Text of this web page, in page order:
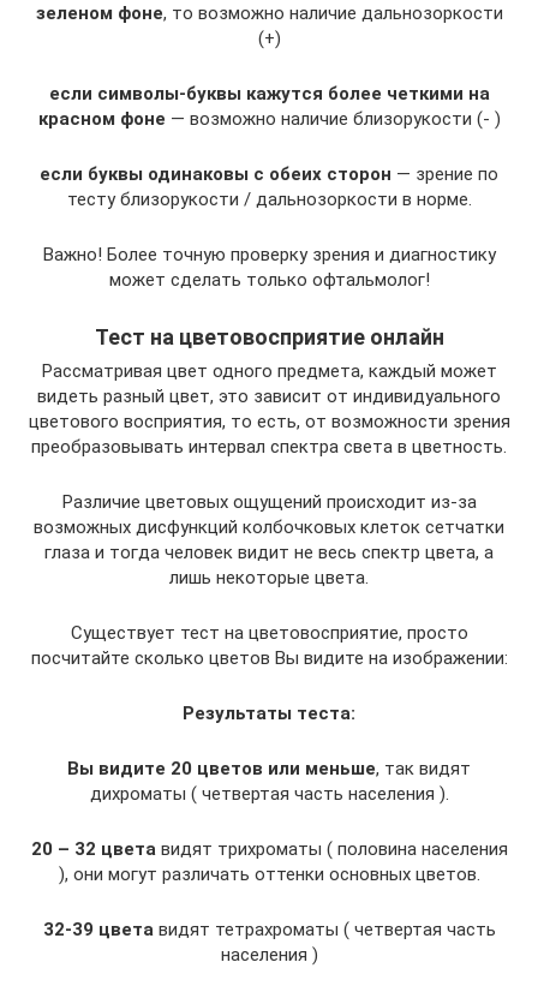
зеленом фоне, то возможно наличие дальнозоркости
(+)
если символы-буквы кажутся более четкими на
красном фоне — возможно наличие близорукости (- )
если буквы одинаковы с обеих сторон — зрение по
тесту близорукости / дальнозоркости в норме.
Важно! Более точную проверку зрения и диагностику
может сделать только офтальмолог!
Тест на цветовосприятие онлайн
Рассматривая цвет одного предмета, каждый может
видеть разный цвет, это зависит от индивидуального
цветового восприятия, то есть, от возможности зрения
преобразовывать интервал спектра света в цветность.
Различие цветовых ощущений происходит из-за
возможных дисфункций колбочковых клеток сетчатки
глаза и тогда человек видит не весь спектр цвета, а
лишь некоторые цвета.
Существует тест на цветовосприятие, просто
посчитайте сколько цветов Вы видите на изображении:
Результаты теста:
Вы видите 20 цветов или меньше, так видят
дихроматы ( четвертая часть населения ).
20 – 32 цветавидят трихроматы ( половина населения
), они могут различать оттенки основных цветов.
32-39 цветавидят тетрахроматы ( четвертая часть
населения )